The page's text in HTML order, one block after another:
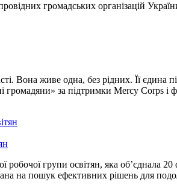
громадських організацій
Вона живе одна, без рідних. Її
за підтримки Mercy Corps і
групи освітян, яка об’єднала 20
на пошук ефективних рішень для